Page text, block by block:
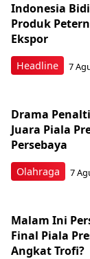
Headline
Indonesia
Produk
Ekspor
7
Olahraga
Drama
Juara Piala
Persebaya
7
Malam Ini
Final Piala
Angkat Trofi?